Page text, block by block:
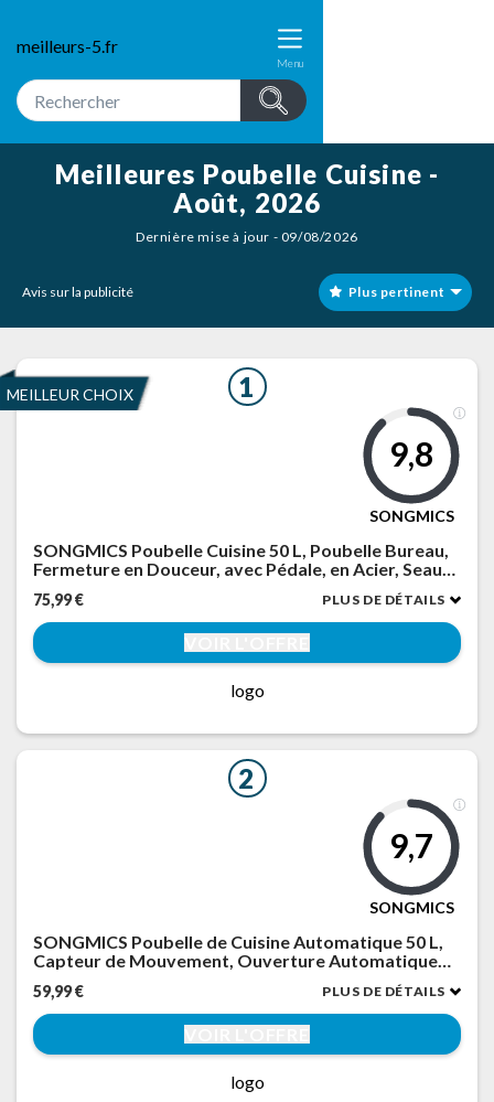
meilleurs-5.fr
Menu
Avis sur la publicité
Meilleures Poubelle Cuisine -
Août, 2026
Dernière mise à jour - 09/08/2026
Plus pertinent
1
MEILLEUR CHOIX
9,8
SONGMICS
SONGMICS Poubelle Cuisine 50 L, Poubelle Bureau,
Fermeture en Douceur, avec Pédale, en Acier, Seau
75,99 € PLUS DE DÉTAILS
logo
2
9,7
SONGMICS
SONGMICS Poubelle de Cuisine Automatique 50 L,
Capteur de Mouvement, Ouverture Automatique
ou Tactile, Fermeture Douce, Acier Inoxydable, 15
Sacs Poubelle, Argent Métallique et Noir d'Encre
LTB640E01
59,99 € PLUS DE DÉTAILS
logo